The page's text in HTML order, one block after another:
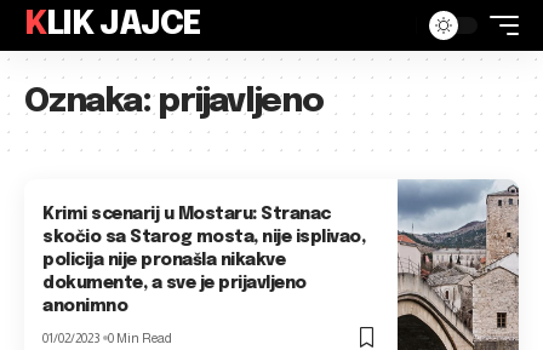
KLIK JAJCE
Oznaka:prijavljeno
Krimi scenarij u Mostaru: Stranac
skočio sa Starog mosta, nije isplivao,
policija nije pronašla nikakve
dokumente, a sve je prijavljeno
anonimno
01/02/2023 0 Min Read